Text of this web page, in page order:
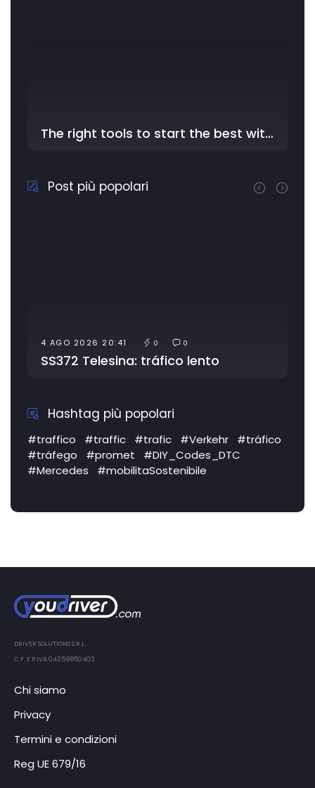
The right tools to start the best with YouDriver - In the …
Post più popolari
4 AGO 2026 20:41 0 0
SS372 Telesina: tráfico lento
Hashtag più popolari
#traffico #traffic #trafic #Verkehr
#tráfico
#tráfego
#promet
#DIY_Codes_DTC
#Mercedes
#mobilitaSostenibile
DRIVER SOLUTIONS S.R.L.
C.F. E P.IVA 04359850403
Chi siamo
Privacy
Termini e condizioni
Reg UE 679/16